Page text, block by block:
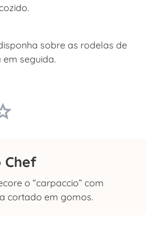
sobre as rodelas de
seguida.
Chef
o “carpaccio” com
cortado em gomos.